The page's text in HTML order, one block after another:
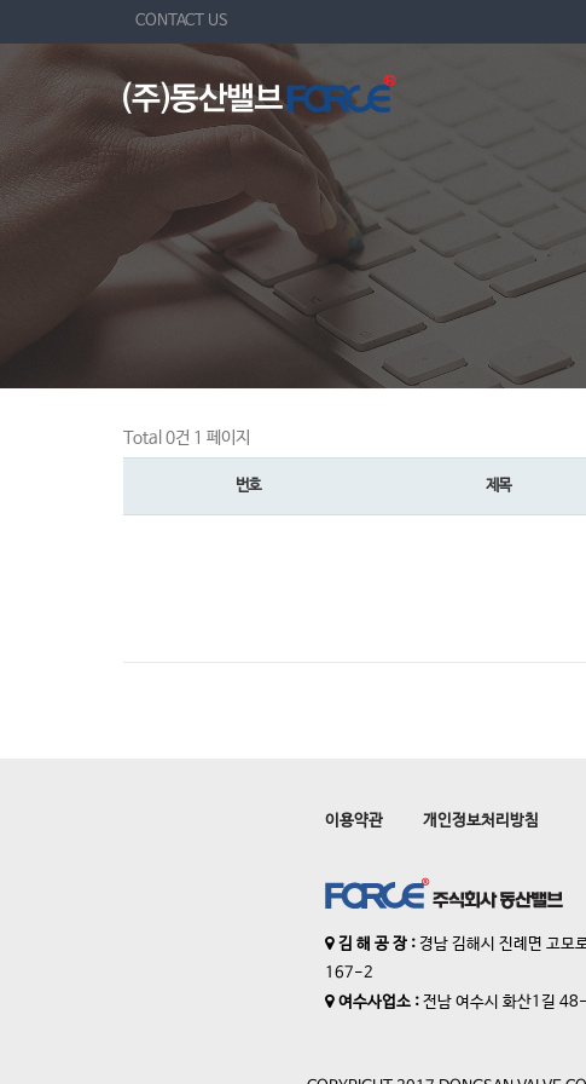
CONTACT US
Total 0건 1 페이지
번호 제목
이용약관 개인정보처리방침
김 해 공 장 : 경남 김해시 진례면 고모
167-2
여수사업소 : 전남 여수시 화산1길